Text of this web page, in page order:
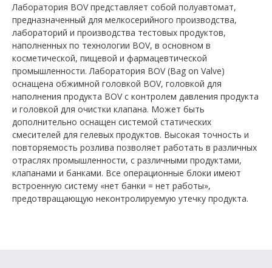
Лаборатория BOV представляет собой полуавтомат,
предназначенный для мелкосерийного производства,
лабораторий и производства тестовых продуктов,
наполненных по технологии BOV, в основном в
косметической, пищевой и фармацевтической
промышленности. Лаборатория BOV (Bag on Valve)
оснащена обжимной головкой BOV, головкой для
наполнения продукта BOV с контролем давления продукта
и головкой для очистки клапана. Может быть
дополнительно оснащен системой статических
смесителей для гелевых продуктов. Высокая точность и
повторяемость розлива позволяет работать в различных
отраслях промышленности, с различными продуктами,
клапанами и банками. Все операционные блоки имеют
встроенную систему «нет банки = нет работы»,
предотвращающую неконтролируемую утечку продукта.